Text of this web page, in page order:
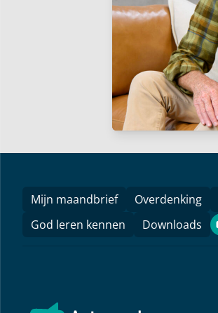
Mijn maandbrief Overdenking
God leren kennen
Downloads